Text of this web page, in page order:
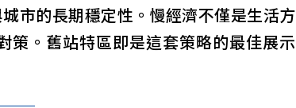
市的長期穩定性。慢經濟不僅是生活方
策。舊站特區即是這套策略的最佳展示